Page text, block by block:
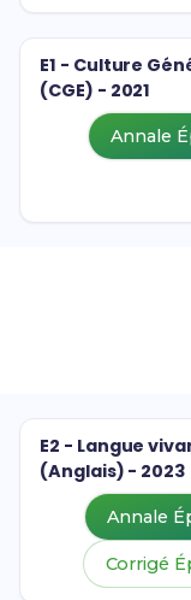
E1 - Culture
(CGE) - 2021
Annale
E2 - Langue
(Anglais) - 2023
Annale
Corrigé